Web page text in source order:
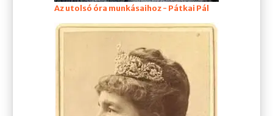
Az utolsó óra munkásaihoz - Pátkai Pál